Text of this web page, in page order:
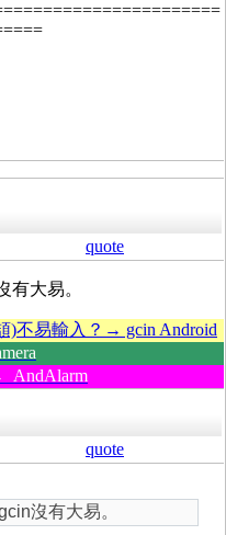
quote
有大易。
)不易輸入？→ gcin Android
AndAlarm
quote
沒有大易。